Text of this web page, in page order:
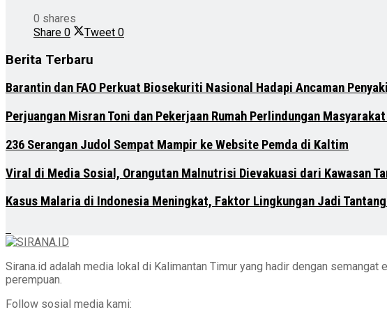
0 shares
Share 0 Tweet 0
Berita Terbaru
Barantin dan FAO Perkuat Biosekuriti Nasional Hadapi Ancaman
Perjuangan Misran Toni dan Pekerjaan Rumah Perlindungan
236 Serangan Judol Sempat Mampir ke Website Pemda di Kaltim
Viral di Media Sosial, Orangutan Malnutrisi Dievakuasi dari Kawasan
Kasus Malaria di Indonesia Meningkat, Faktor Lingkungan Jadi
Sirana.id adalah media lokal di Kalimantan Timur yang hadir dengan
perempuan.
Follow sosial media kami: